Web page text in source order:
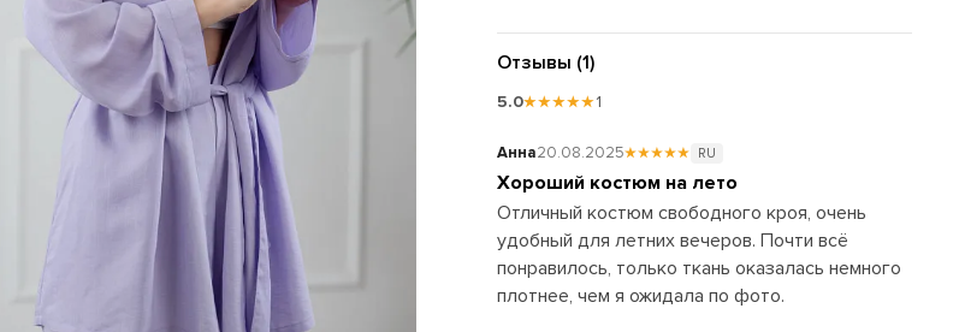
Отзывы (1)
5.0★★★★★1
Анна20.08.2025★★★★★ RU
Хороший костюм на лето
Отличный костюм свободного кроя, очень
удобный для летних вечеров. Почти всё
понравилось, только ткань оказалась немного
плотнее, чем я ожидала по фото.